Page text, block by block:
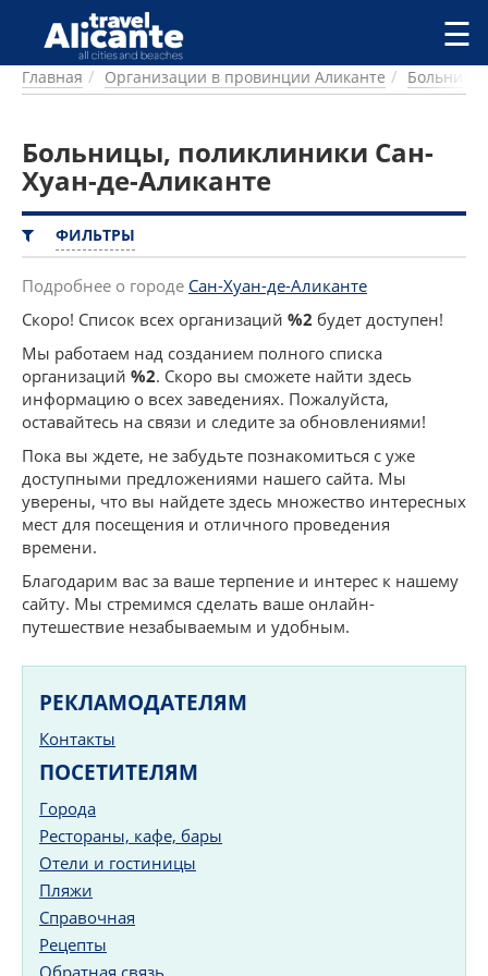
Перейти к основному содержанию
ГОРОДА
ПИТАНИЕ
ПРОЖИВАНИЕ
ПЛЯЖИ
ДОСТОПРИМЕЧАТЕЛЬНОСТИ
КЕМПИНГ
КОМАРКИ (РАЙОНЫ)
РЕЦЕПТЫ
ПРЕДЛОЖЕНИЯ
СТАТЬИ
УСЛУГИ
☰
Главная Организации в провинции Аликанте
Больницы, поликлиники Сан-
Хуан-де-Аликанте
ФИЛЬТРЫ
Подробнее о городе Сан-Хуан-де-Аликанте
Скоро! Список всех организаций %2 будет доступен!
Мы работаем над созданием полного списка
организаций %2. Скоро вы сможете найти здесь
информацию о всех заведениях. Пожалуйста,
оставайтесь на связи и следите за обновлениями!
Пока вы ждете, не забудьте познакомиться с уже
доступными предложениями нашего сайта. Мы
уверены, что вы найдете здесь множество интересных
мест для посещения и отличного проведения
времени.
Благодарим вас за ваше терпение и интерес к нашему
сайту. Мы стремимся сделать ваше онлайн-
путешествие незабываемым и удобным.
РЕКЛАМОДАТЕЛЯМ
Контакты
ПОСЕТИТЕЛЯМ
Города
Рестораны, кафе, бары
Отели и гостиницы
Пляжи
Справочная
Рецепты
Обратная связь